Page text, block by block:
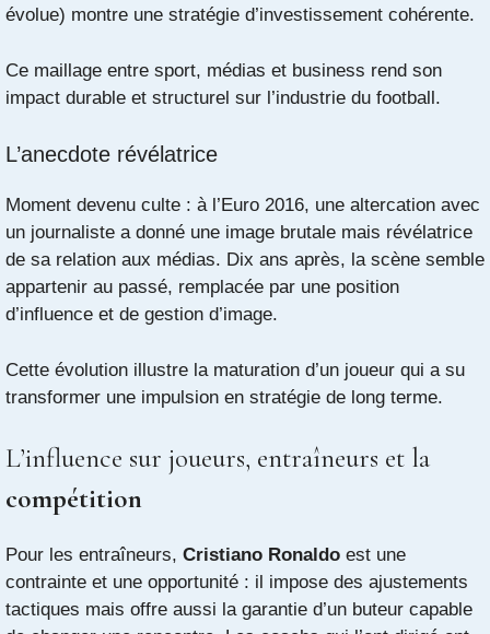
évolue) montre une stratégie d’investissement cohérente.
Ce maillage entre sport, médias et business rend son
impact durable et structurel sur l’industrie du football.
L’anecdote révélatrice
Moment devenu culte : à l’Euro 2016, une altercation avec
un journaliste a donné une image brutale mais révélatrice
de sa relation aux médias. Dix ans après, la scène semble
appartenir au passé, remplacée par une position
d’influence et de gestion d’image.
Cette évolution illustre la maturation d’un joueur qui a su
transformer une impulsion en stratégie de long terme.
L’influence sur joueurs, entraîneurs et la
compétition
Pour les entraîneurs, Cristiano Ronaldo est une
contrainte et une opportunité : il impose des ajustements
tactiques mais offre aussi la garantie d’un buteur capable